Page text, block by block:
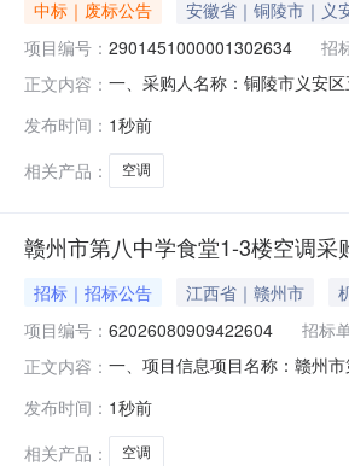
中标｜废标公告 安徽省｜铜陵市｜义
项目编号： 2901451000001302634 招
正文内容： 一、采购人名称：铜陵市义安
联系方式1、采购人名称：铜
发布时间： 1秒前
相关产品：
空调
赣州市第八中学食堂1-3楼空调采
招标｜招标公告 江西省｜赣州市
项目编号： 62026080909422604 招标
正文内容： 一、项目信息项目名称：赣州
求:商品类目:空调;额定制热功
发布时间： 1秒前
相关产品：
空调